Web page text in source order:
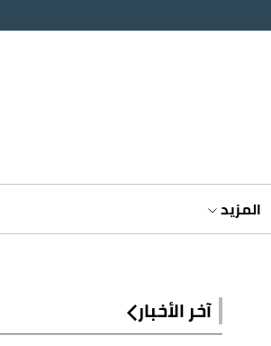
المزيد
آخر الأخبار